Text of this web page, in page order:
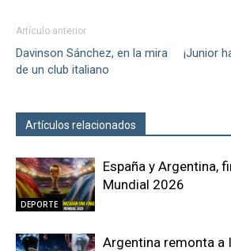
Artículo anterior
Davinson Sánchez, en la mira
de un club italiano
¡Junior
Artículos relacionados
DEPORTE
España y Argentina,
Mundial 2026
Argentina remonta a